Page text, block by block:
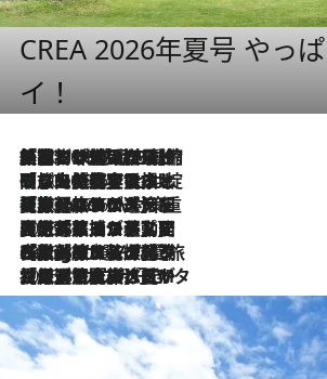
CREA 2026年夏号 やっ
イ！
2026.8.6
「荷物が増えるほど旅ストレスは増す」美容ジャーナリストがたどり着いた最終結論。“化粧品を劇的に減らす”感動の凝縮美容とは
2026.8.6
「旅先には金髪ウィッグを持参」日本と同じメイクでは損してる!? 美容ジャーナリストが提案する“掟破りの旅美容”とは
2026.8.6
【厳選旅コスメ】「身軽さ＆UV対策重視！」ヘアアーティストshucoが選んだ夏旅ベストコスメを発表【Mサイズジップ】
2026.8.5
【厳選旅コスメ】国内をあちこち移動する河井菜摘が選んだ夏旅ベストコスメ発表！「リラックスアイテムはマスト」【Mサイズジップ】
2026.8.4
【厳選旅コスメ】「紫外線＆乾燥対策しながらメイク感も！」ヘア＆メイクGeorgeが選んだ夏旅ベストコスメを発表！【Mサイズジップ】
2026.8.3
【厳選旅コスメ】「保湿もタイパ重視！」“サウナ好き”タレント清水みさとが愛用する夏旅ベストコスメを発表！【Mサイズジップ】